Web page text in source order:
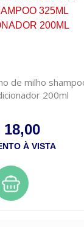
de milho
200ml
18,00
À VISTA